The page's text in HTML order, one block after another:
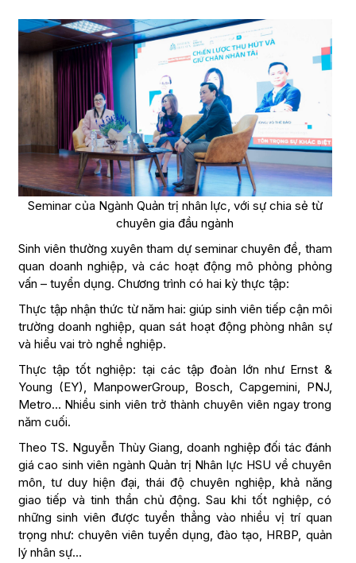
Seminar của Ngành Quản trị nhân lực, với sự chia sẻ từ
chuyên gia đầu ngành
Sinh viên thường xuyên tham dự seminar chuyên đề, tham
quan doanh nghiệp, và các hoạt động mô phỏng phỏng
vấn – tuyển dụng. Chương trình có hai kỳ thực tập:
Thực tập nhận thức từ năm hai: giúp sinh viên tiếp cận môi
trường doanh nghiệp, quan sát hoạt động phòng nhân sự
và hiểu vai trò nghề nghiệp.
Thực tập tốt nghiệp: tại các tập đoàn lớn như Ernst &
Young (EY), ManpowerGroup, Bosch, Capgemini, PNJ,
Metro… Nhiều sinh viên trở thành chuyên viên ngay trong
năm cuối.
Theo TS. Nguyễn Thùy Giang, doanh nghiệp đối tác đánh
giá cao sinh viên ngành Quản trị Nhân lực HSU về chuyên
môn, tư duy hiện đại, thái độ chuyên nghiệp, khả năng
giao tiếp và tinh thần chủ động. Sau khi tốt nghiệp, có
những sinh viên được tuyển thẳng vào nhiều vị trí quan
trọng như: chuyên viên tuyển dụng, đào tạo, HRBP, quản
lý nhân sự…